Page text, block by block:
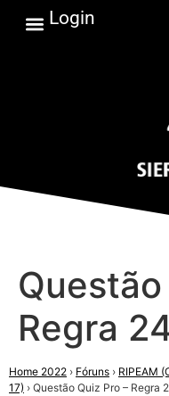
Login
Regra
Home 2022 › Fóruns › RIPEAM
17) › Questão Quiz Pro – Regra